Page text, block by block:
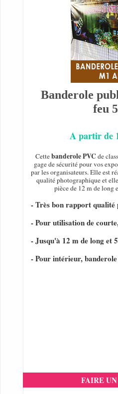
Banderole
feu
A partir de
Cettebanderole PVC de
gage de sécurité pour vos
par les organisateurs. Elle est
qualité photographique et
pièce de 12 m de long
- Très bon rapport qualité
- Pour utilisation de
- Jusqu'à 12 m de long et
- Pour intérieur,
FAIRE